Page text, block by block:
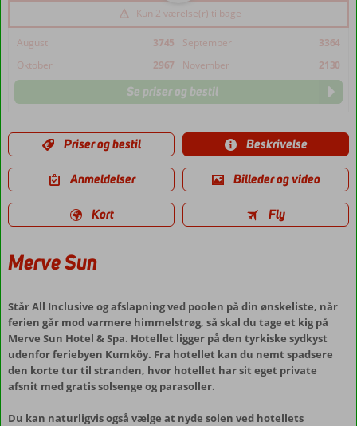
Kun 2 værelse(r) tilbage
August 3745 September
3364
Oktober
2967 November 2130
Se priser og bestil
Priser og bestil Beskrivelse
Anmeldelser Billeder og video
Kort Fly
Merve Sun
Står All Inclusive og afslapning ved poolen på din ønskeliste, når
ferien går mod varmere himmelstrøg, så skal du tage et kig på
Merve Sun Hotel & Spa. Hotellet ligger på den tyrkiske sydkyst
udenfor feriebyen Kumköy. Fra hotellet kan du nemt spadsere
den korte tur til stranden, hvor hotellet har sit eget private
afsnit med gratis solsenge og parasoller.
Du kan naturligvis også vælge at nyde solen ved hotellets